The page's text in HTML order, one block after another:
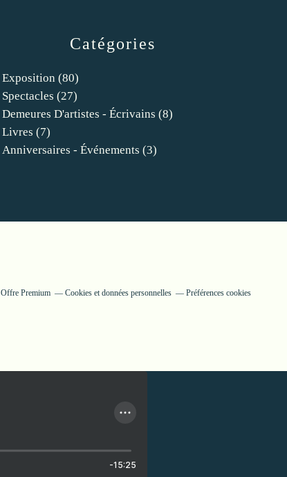
Catégories
Exposition (80)
Spectacles (27)
Demeures D'artistes - Écrivains (8)
Livres (7)
Anniversaires - Événements (3)
Offre Premium Cookies et données personnelles Préférences cookies
-15:25